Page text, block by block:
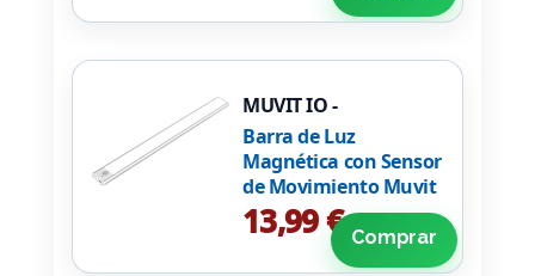
MUVIT IO -
MIOCAB003
Barra de Luz
Magnética con Sensor
de Movimiento Muvit
iO MIOCAB003/ 3
Modos de Luz/ con
Batería/ Blanca
13,99 € Comprar